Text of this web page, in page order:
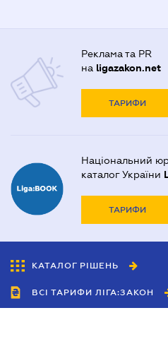
Реклама та PR
на ligazakon.net
ТАРИФИ
Національний
каталог України
ТАРИФИ
КАТАЛОГ РІШЕНЬ
ВСІ ТАРИФИ ЛІГА:ЗАКОН